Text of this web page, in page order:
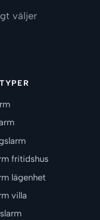
väljer
fritidshus
lägenhet
villa